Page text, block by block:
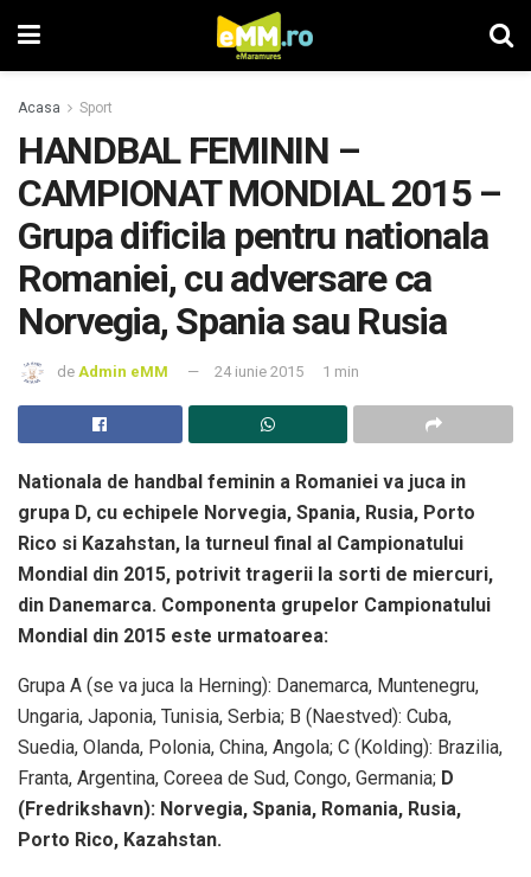
Acasa Sport
HANDBAL FEMININ –
CAMPIONAT MONDIAL 2015 –
Grupa dificila pentru nationala
Romaniei, cu adversare ca
Norvegia, Spania sau Rusia
de Admin eMM 24 iunie 2015 1 min
Nationala de handbal feminin a Romaniei va juca in
grupa D, cu echipele Norvegia, Spania, Rusia, Porto
Rico si Kazahstan, la turneul final al Campionatului
Mondial din 2015, potrivit tragerii la sorti de miercuri,
din Danemarca. Componenta grupelor Campionatului
Mondial din 2015 este urmatoarea:
Grupa A (se va juca la Herning): Danemarca, Muntenegru,
Ungaria, Japonia, Tunisia, Serbia; B (Naestved): Cuba,
Suedia, Olanda, Polonia, China, Angola; C (Kolding): Brazilia,
Franta, Argentina, Coreea de Sud, Congo, Germania; D
(Fredrikshavn): Norvegia, Spania, Romania, Rusia,
Porto Rico, Kazahstan.